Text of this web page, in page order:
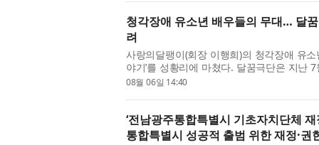
청각장애 유소년 배우들의 무대… 달
려
사랑의달팽이(회장 이행희)의 청각장애 유소
야기’를 성황리에 마쳤다. 달꿈극단은 지난
스테이지에서 ‘미로와 푸른귀 ...
08월 06일 14:40
‘전남광주통합특별시 기초자치단체
통합특별시 성공적 출범 위한 재정·권